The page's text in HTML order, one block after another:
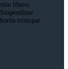
libero.
tristique.